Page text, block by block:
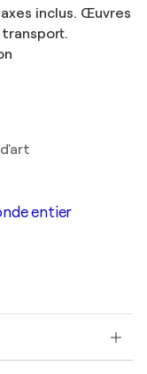
inclus. Œuvres
entier